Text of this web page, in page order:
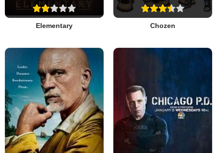
Elementary Chozen